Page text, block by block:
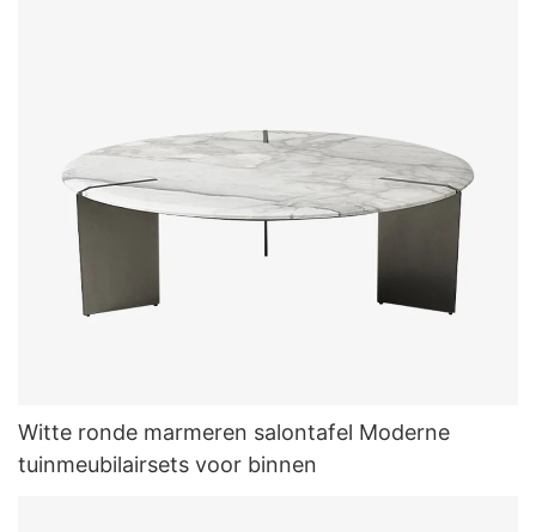
Witte ronde marmeren salontafel Moderne
tuinmeubilairsets voor binnen